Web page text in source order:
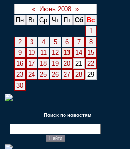
« Июнь 2008 »
Пн
Вт Ср Чт Пт Сб
Вс
1
2
3 4 5 6 7
8
9
10 11 12 13 14
15
16
17 18 19 20 21
22
23
24 25 26 27 28
29
30
Поиск по новостям